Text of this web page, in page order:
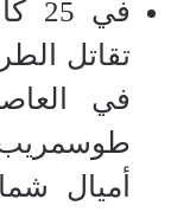
تقاتل
في
أميال